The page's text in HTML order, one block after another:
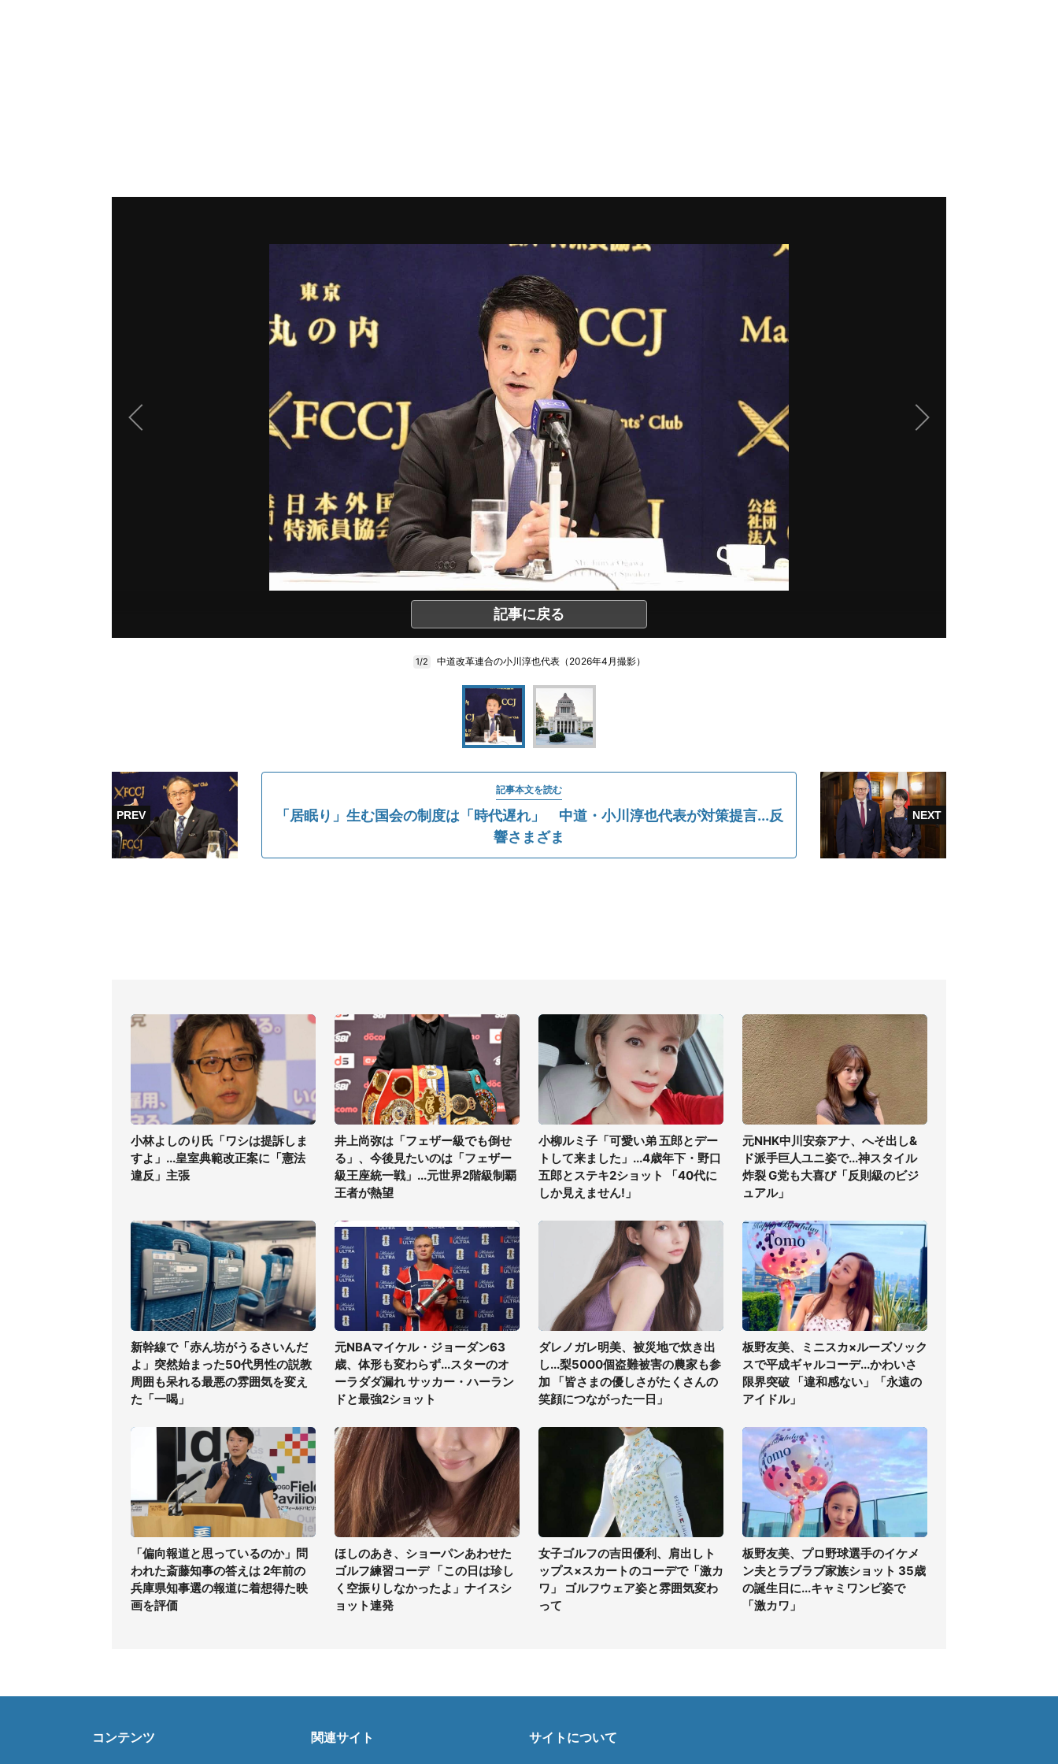
記事に戻る
1/2 中道改革連合の小川淳也代表（2026年4月撮影）
記事本文を読む
「居眠り」生む国会の制度は「時代遅れ」 中道・小川淳也代表が対策提言...反
響さまざま
小林よしのり氏「ワシは提訴しま
すよ」...皇室典範改正案に「憲法
違反」主張
井上尚弥は「フェザー級でも倒せ
る」、今後見たいのは「フェザー
級王座統一戦」...元世界2階級制覇
王者が熱望
小柳ルミ子「可愛い弟 五郎とデー
トして来ました」...4歳年下・野口
五郎とステキ2ショット 「40代に
しか見えません!」
元NHK中川安奈アナ、へそ出し&
ド派手巨人ユニ姿で...神スタイル
炸裂 G党も大喜び「反則級のビジ
ュアル」
新幹線で「赤ん坊がうるさいんだ
よ」突然始まった50代男性の説教
周囲も呆れる最悪の雰囲気を変え
た「一喝」
元NBAマイケル・ジョーダン63
歳、体形も変わらず...スターのオ
ーラダダ漏れ サッカー・ハーラン
ドと最強2ショット
ダレノガレ明美、被災地で炊き出
し...梨5000個盗難被害の農家も参
加 「皆さまの優しさがたくさんの
笑顔につながった一日」
板野友美、ミニスカ×ルーズソック
スで平成ギャルコーデ...かわいさ
限界突破 「違和感ない」「永遠の
アイドル」
「偏向報道と思っているのか」問
われた斎藤知事の答えは 2年前の
兵庫県知事選の報道に着想得た映
画を評価
ほしのあき、ショーパンあわせた
ゴルフ練習コーデ 「この日は珍し
く空振りしなかったよ」ナイスシ
ョット連発
女子ゴルフの吉田優利、肩出しト
ップス×スカートのコーデで「激カ
ワ」 ゴルフウェア姿と雰囲気変わ
って
板野友美、プロ野球選手のイケメ
ン夫とラブラブ家族ショット 35歳
の誕生日に...キャミワンピ姿で
「激カワ」
コンテンツ 関連サイト サイトについて